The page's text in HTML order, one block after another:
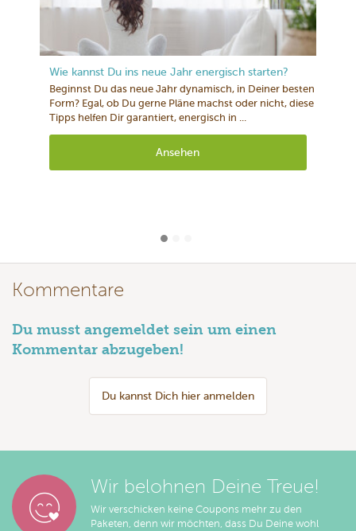
Wie kannst Du ins neue Jahr energisch starten?
Beginnst Du das neue Jahr dynamisch, in Deiner besten
Form? Egal, ob Du gerne Pläne machst oder nicht, diese
Tipps helfen Dir garantiert, energisch in ...
Ansehen
Kommentare
Du musst angemeldet sein um einen
Kommentar abzugeben!
Du kannst Dich hier anmelden
Wir belohnen Deine Treue!
Wir verschicken keine Coupons mehr zu den
Paketen, denn wir möchten, dass Du Deine wohl